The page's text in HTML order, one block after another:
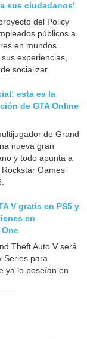
sus ciudadanos'
del Policy
públicos a
en mundos
experiencias,
socializar.
esta es la
de GTA Online
de Grand
nueva gran
y todo apunta a
Games
V gratis en PS5 y
en
Theft Auto V será
Series para
ya lo poseían en